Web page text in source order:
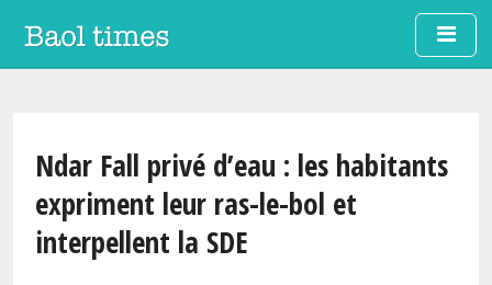
Aller au contenu principal
Ndar Fall privé d’eau : les habitants
expriment leur ras-le-bol et
interpellent la SDE